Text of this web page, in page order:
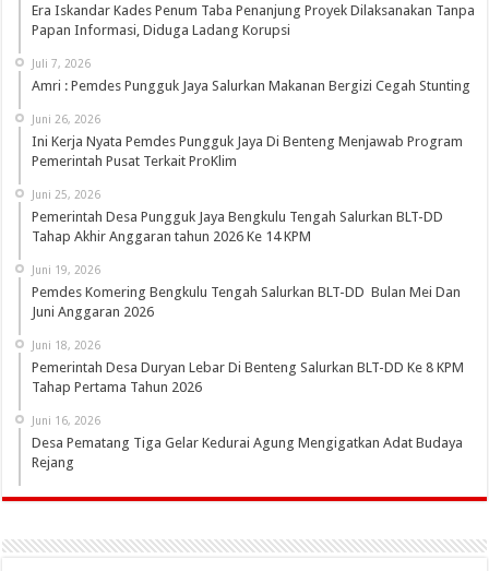
Era Iskandar Kades Penum Taba Penanjung Proyek Dilaksanakan Tanpa
Papan Informasi, Diduga Ladang Korupsi
Juli 7, 2026
Amri : Pemdes Pungguk Jaya Salurkan Makanan Bergizi Cegah Stunting
Juni 26, 2026
Ini Kerja Nyata Pemdes Pungguk Jaya Di Benteng Menjawab Program
Pemerintah Pusat Terkait ProKlim
Juni 25, 2026
Pemerintah Desa Pungguk Jaya Bengkulu Tengah Salurkan BLT-DD
Tahap Akhir Anggaran tahun 2026 Ke 14 KPM
Juni 19, 2026
Pemdes Komering Bengkulu Tengah Salurkan BLT-DD Bulan Mei Dan
Juni Anggaran 2026
Juni 18, 2026
Pemerintah Desa Duryan Lebar Di Benteng Salurkan BLT-DD Ke 8 KPM
Tahap Pertama Tahun 2026
Juni 16, 2026
Desa Pematang Tiga Gelar Kedurai Agung Mengigatkan Adat Budaya
Rejang